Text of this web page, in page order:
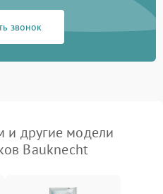
звонок
другие модели
Bauknecht